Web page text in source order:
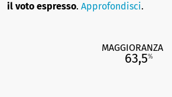
il voto espresso. Approfondisci.
MAGGIORANZA
63,5%